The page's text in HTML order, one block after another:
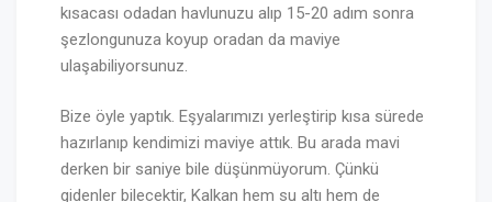
kısacası odadan havlunuzu alıp 15-20 adım sonra
şezlongunuza koyup oradan da maviye
ulaşabiliyorsunuz.
Bize öyle yaptık. Eşyalarımızı yerleştirip kısa sürede
hazırlanıp kendimizi maviye attık. Bu arada mavi
derken bir saniye bile düşünmüyorum. Çünkü
gidenler bilecektir, Kalkan hem su altı hem de